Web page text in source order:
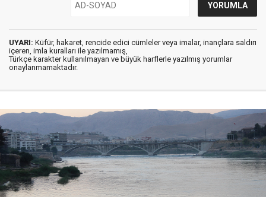
UYARI: Küfür, hakaret, rencide edici cümleler veya imalar, inançlara saldırı
içeren, imla kuralları ile yazılmamış,
Türkçe karakter kullanılmayan ve büyük harflerle yazılmış yorumlar
onaylanmamaktadır.